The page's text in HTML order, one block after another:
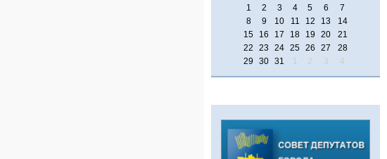
1
2 3 4 5 6
7
8
9 10 11 12 13
14
15
16 17 18 19 20
21
22
23 24 25 26 27
28
29
30 31 1 2 3 4